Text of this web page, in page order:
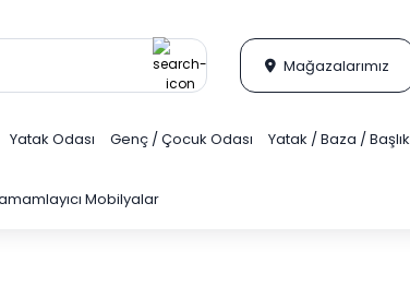
Mağazalarımız
Yatak Odası Genç / Çocuk Odası Yatak / Baza / Başlık
Mobilyalar